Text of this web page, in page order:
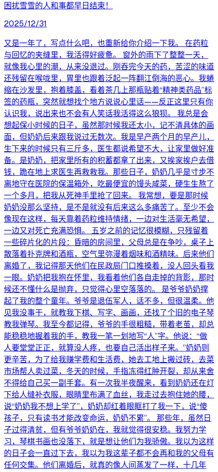
困扰雪雪的人和事都早日结束！
2025/12/31
又是一年了，写点什么吧，也重新给你介绍一下我。 在药粒
与回忆的夹缝里，我活得好疲惫。 窗外的雨下了整整一天，
就像我心里的潮，从来没退过。刚吞完今天的药，苦涩的味道
还残留在喉咙里，胃里也跟着泛起一阵翻江倒海的恶心。我蜷
缩在沙发里，抱着膝盖，看着茶几上那瓶贴着“精神类药品”标
签的药瓶，突然就想找个地方说说心里话——反正这里只有你
认识我，说出来也不会有人笑话我活得这么狼狈。 我总是会
想起保小时候的日子，虽然那时候我还太小，记不清具体的画
面，但奶奶后来跟我说过无数次。我是早产两个月的早产儿，
生下来的时候只有三斤多，医生都说希望不大，让家里做好准
备。是奶奶，把家里所有的积蓄都拿了出来，又挨家挨户去借
钱，跪在地上求医生再救救我。那些日子，奶奶几乎是寸步不
离地守在医院的保温箱外，吃最便宜的馒头咸菜，硬生生熬了
一个多月，把我从死神手里抢了回来。 我常想，要是那时候
奶奶没那么坚持，是不是就没有后来这么多痛苦了。至少不会
像现在这样，每天靠着药粒维持情绪，一边对生活毫无希望，
一边又对死亡充满恐惧。 五岁之前的记忆很模糊，只残留着
一些碎片化的片段：昏暗的房间里，父母总是在争吵，桌子上
散落着扑克牌和酒瓶，空气里弥漫着烟味和酒精味。后来他们
离婚了，我记得那天他们在民政局门口推搡着，没人回头看我
一眼。奶奶把我抱在怀里，我看着他们各自走掉的背影，那时
候还不懂什么是抛弃，只觉得心里空落落的。 是爷爷奶奶撑
起了我的整个童年。爷爷是退伍军人，话不多，但很温柔。他
见我没事干，就教我下棋、写字、画画，还找了个旧的电子琴
教我弹琴。我至今都记得，爷爷的手很粗糙，带着老茧，却总
能稳稳地握着我的手，教我一笔一划地写“人”字。他说：“做
人要堂堂正正，就算没人疼，也要自己活出样子来。”奶奶则
更辛苦，为了给我赚学费和生活费，她去工地上搬过砖，去菜
市场帮人卖过菜，冬天的时候，手指冻得红肿开裂，却从来舍
不得给自己买一副手套。有一次我半夜醒来，看到奶奶还在灯
下给人缝补衣服，眼睛里布满了血丝，我走过去抱住她的腰，
说“奶奶我不想上学了”，奶奶却红着眼眶打了我一下，说“傻
孩子，只有读书才能改变命运，奶奶不累”。 那些年，虽然日
子过得清贫，但有爷爷奶奶在，我就觉得很安稳。我努力学
习，琴棋书画也没落下，就是想让他们为我骄傲。我以为这样
的日子会一直过下去，我以为我这辈子都不会再和我的父母有
任何交集。他们离婚后，就真的像人间蒸发了一样，十几年